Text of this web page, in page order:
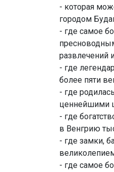
- которая
городом
- где самое
развлечений
- где
более пяти
- где
ценнейшими
- где
в Венгрию
- где замки,
- где самое